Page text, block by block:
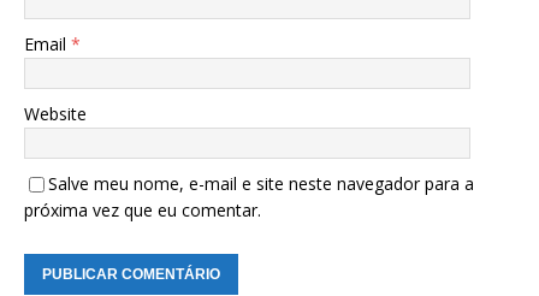
Email *
Website
Salve meu nome, e-mail e site neste navegador para a
próxima vez que eu comentar.